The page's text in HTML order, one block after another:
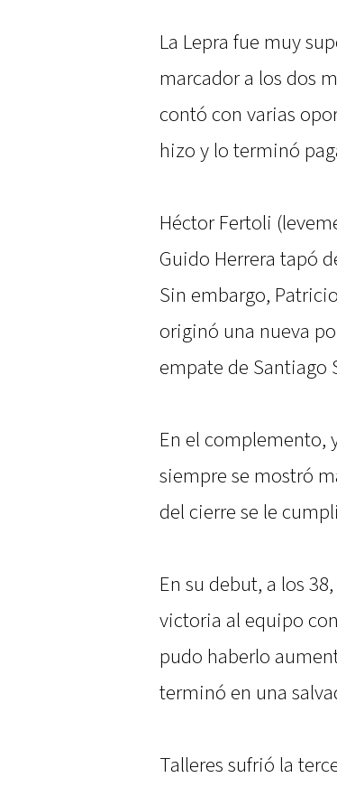
La Lepra fue muy
marcador a los dos
contó con varias
hizo y lo terminó
Héctor Fertoli
Guido Herrera tapó
Sin embargo,
originó una nueva
empate de Santiago
En el complemento,
siempre se mostró
del cierre se le
En su debut, a los
victoria al equipo
pudo haberlo
terminó en una
Talleres sufrió la